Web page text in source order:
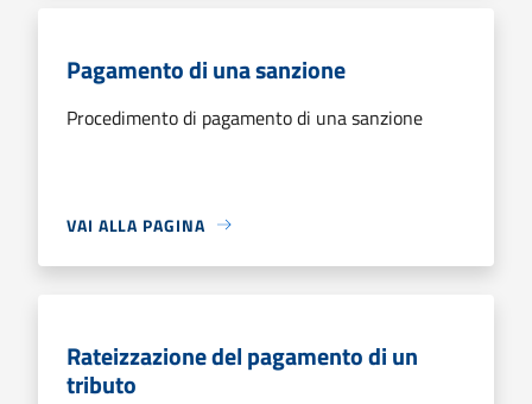
Pagamento di una sanzione
Procedimento di pagamento di una sanzione
VAI ALLA PAGINA
Rateizzazione del pagamento di un
tributo